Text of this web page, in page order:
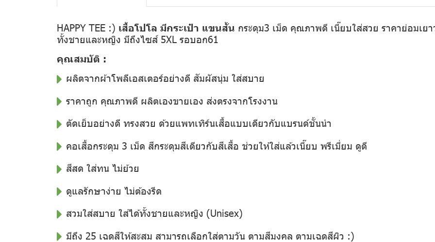
HAPPY TEE :) เสื้อโปโล มีกระเป๋า แขนสั้น กระดุม3 เม็ด คุณภาพดี เนี๊ยบใส่สวย ราคาย่อมเย
ทั้งชายและหญิง มีถึงไซส์ 5XL รอบอก61
คุณสมบัติ :
ผลิตจากผ้าโพลีเอสเตอร์อย่างดี สัมผัสนุ่ม ใส่สบาย
ราคาถูก คุณภาพดี ผลิตเองขายเอง ส่งตรงจากโรงงาน
ตัดเย็บอย่างดี ทรงสวย ด้วยแพทเทิร์นเสื้อแบบเดียวกับแบรนด์ชั้นนำ
คอเสื้อกระดุม 3 เม็ด สีกระดุมสีเดียวกับสีเสื้อ ช่วยให้ใส่แล้วเนี๊ยบ พรีเมี่ยม ดูดี
สีสด ใส่ทน ไม่ย้วย
ดูแลรักษาง่าย ไม่ต้องรีด
สวมใส่สบาย ใส่ได้ทั้งชายและหญิง (Unisex)
มีถึง 25 เฉดสีให้สะสม สามารถเลือกใส่ตามวัน ตามสีมงคล ตามเฉดสีผิว :)